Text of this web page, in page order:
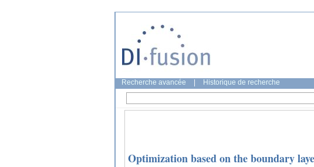
Recherche avancée Historique de recherche
Optimization based on the boundary